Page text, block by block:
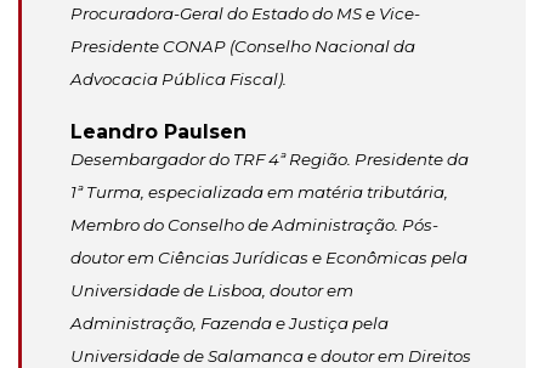
Procuradora-Geral do Estado do MS e Vice-
Presidente CONAP (Conselho Nacional da
Advocacia Pública Fiscal).
Leandro Paulsen
Desembargador do TRF 4ª Região. Presidente da
1ª Turma, especializada em matéria tributária,
Membro do Conselho de Administração. Pós-
doutor em Ciências Jurídicas e Econômicas pela
Universidade de Lisboa, doutor em
Administração, Fazenda e Justiça pela
Universidade de Salamanca e doutor em Direitos